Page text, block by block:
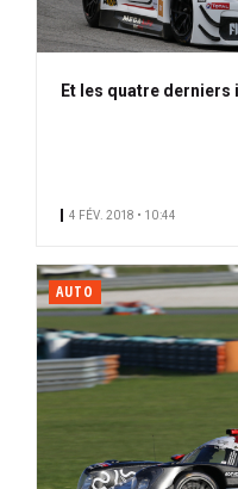
Et les quatre
4 FÉV. 2018 • 10:44
AUTO